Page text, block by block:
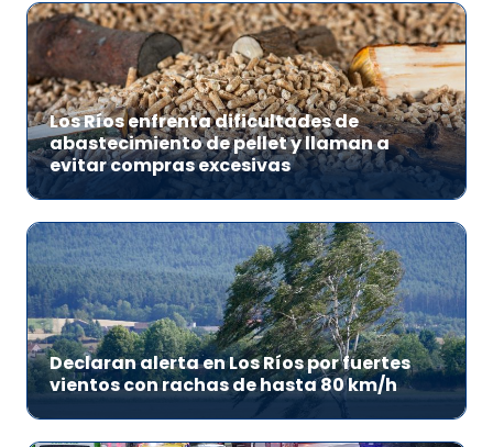
Los Ríos enfrenta dificultades de
abastecimiento de pellet y llaman a
evitar compras excesivas
Declaran alerta en Los Ríos por fuertes
vientos con rachas de hasta 80 km/h